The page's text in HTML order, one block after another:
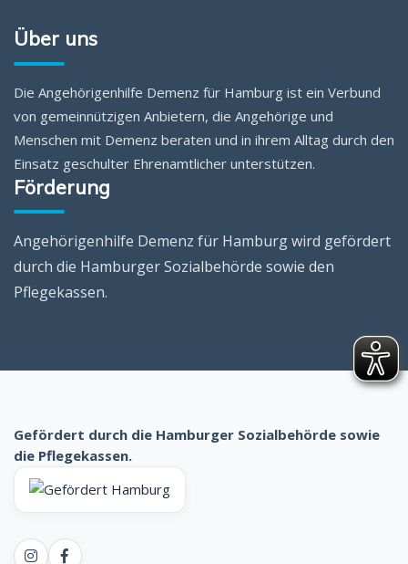
Über uns
Die Angehörigenhilfe Demenz für Hamburg ist ein Verbund
von gemeinnützigen Anbietern, die Angehörige und
Menschen mit Demenz beraten und in ihrem Alltag durch den
Einsatz geschulter Ehrenamtlicher unterstützen.
Förderung
Angehörigenhilfe Demenz für Hamburg wird gefördert
durch die Hamburger Sozialbehörde sowie den
Pflegekassen.
Gefördert durch die Hamburger Sozialbehörde sowie
die Pflegekassen.